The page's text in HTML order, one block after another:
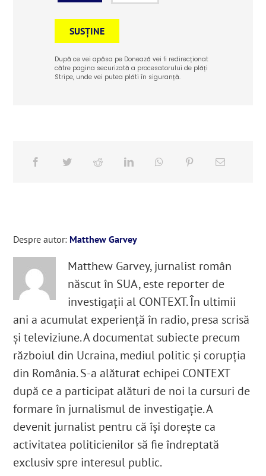
SUSȚINE
După ce vei apăsa pe Donează vei fi redirecționat
către pagina securizată a procesatorului de plăți
Stripe, unde vei putea plăti în siguranță.
Despre autor: Matthew Garvey
Matthew Garvey, jurnalist român
născut în SUA, este reporter de
investigații al CONTEXT. În ultimii
ani a acumulat experiență în radio, presa scrisă
și televiziune. A documentat subiecte precum
războiul din Ucraina, mediul politic și corupția
din România. S-a alăturat echipei CONTEXT
după ce a participat alături de noi la cursuri de
formare în jurnalismul de investigație. A
devenit jurnalist pentru că își dorește ca
activitatea politicienilor să fie îndreptată
exclusiv spre interesul public.